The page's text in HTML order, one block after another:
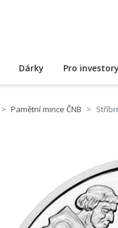
Dárky Pro investory
Pamětní mince ČNB